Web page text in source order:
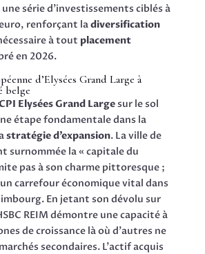
série d’investissements ciblés à
renforçant ladiversification
à tout placement
en 2026.
d’Elysées Grand Large à
belge
Elysées Grand Largesur le sol
étape fondamentale dans la
stratégie d’expansion. La ville de
surnommée la « capitale du
pas à son charme pittoresque ;
carrefour économique vital dans
En jetant son dévolu sur
REIM démontre une capacité à
de croissance là où d’autres ne
secondaires. L’actif acquis